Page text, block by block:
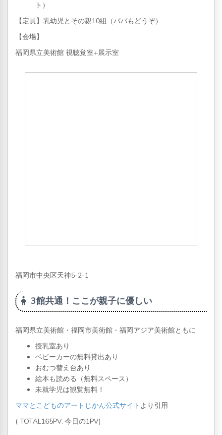
ト）
【定員】乳幼児とその親10組（パパもどうぞ）
【会場】
福岡県立美術館 視聴覚室+展示室
福岡市中央区天神5-2-1
3館共通！ここが親子に優しい
福岡県立美術館・福岡市美術館・福岡アジア美術館ともに
授乳室あり
ベビーカーの無料貸出あり
おむつ替え台あり
絵本も読める（無料スペース）
未就学児は観覧無料！
ママとこどものアートじかん公式サイト より引用
( TOTAL165PV, 今日の1PV)